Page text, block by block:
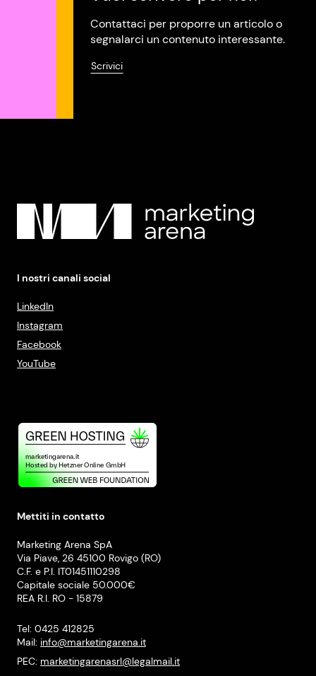
Contattaci per proporre un articolo o
segnalarci un contenuto interessante.
Scrivici
I nostri canali social
LinkedIn
Instagram
Facebook
YouTube
Mettiti in contatto
Marketing Arena SpA
Via Piave, 26 45100 Rovigo (RO)
C.F. e P.I. IT01451110298
Capitale sociale 50.000€
REA R.I. RO - 15879
Tel: 0425 412825
Mail: info@marketingarena.it
PEC: marketingarenasrl@legalmail.it